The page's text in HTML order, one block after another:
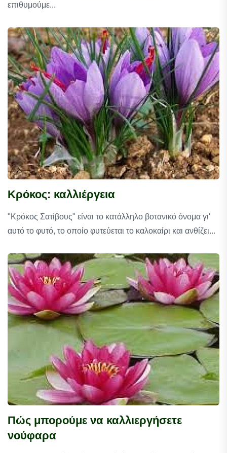
επιθυμούμε...
Κρόκος: καλλιέργεια
"Κρόκος Σατίβους" είναι το κατάλληλο βοτανικό όνομα γι'
αυτό το φυτό, το οποίο φυτεύεται το καλοκαίρι και ανθίζει...
Πώς μπορούμε να καλλιεργήσετε
νούφαρα